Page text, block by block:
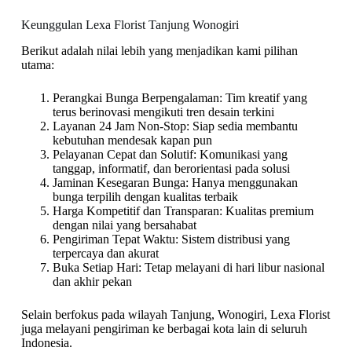
Keunggulan Lexa Florist Tanjung Wonogiri
Berikut adalah nilai lebih yang menjadikan kami pilihan
utama:
Perangkai Bunga Berpengalaman: Tim kreatif yang
terus berinovasi mengikuti tren desain terkini
Layanan 24 Jam Non-Stop: Siap sedia membantu
kebutuhan mendesak kapan pun
Pelayanan Cepat dan Solutif: Komunikasi yang
tanggap, informatif, dan berorientasi pada solusi
Jaminan Kesegaran Bunga: Hanya menggunakan
bunga terpilih dengan kualitas terbaik
Harga Kompetitif dan Transparan: Kualitas premium
dengan nilai yang bersahabat
Pengiriman Tepat Waktu: Sistem distribusi yang
terpercaya dan akurat
Buka Setiap Hari: Tetap melayani di hari libur nasional
dan akhir pekan
Selain berfokus pada wilayah Tanjung, Wonogiri, Lexa Florist
juga melayani pengiriman ke berbagai kota lain di seluruh
Indonesia.